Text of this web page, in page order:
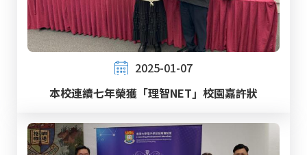
2025-01-07
本校連續七年榮獲「理智NET」校園嘉許狀